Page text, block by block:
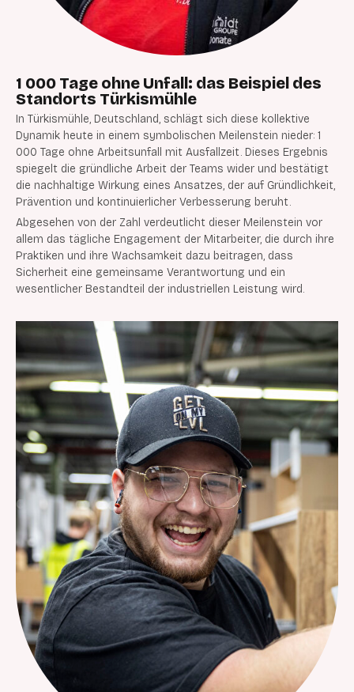
1 000 Tage ohne Unfall: das Beispiel des
Standorts Türkismühle
In Türkismühle, Deutschland, schlägt sich diese kollektive
Dynamik heute in einem symbolischen Meilenstein nieder: 1
000 Tage ohne Arbeitsunfall mit Ausfallzeit. Dieses Ergebnis
spiegelt die gründliche Arbeit der Teams wider und bestätigt
die nachhaltige Wirkung eines Ansatzes, der auf Gründlichkeit,
Prävention und kontinuierlicher Verbesserung beruht.
Abgesehen von der Zahl verdeutlicht dieser Meilenstein vor
allem das tägliche Engagement der Mitarbeiter, die durch ihre
Praktiken und ihre Wachsamkeit dazu beitragen, dass
Sicherheit eine gemeinsame Verantwortung und ein
wesentlicher Bestandteil der industriellen Leistung wird.